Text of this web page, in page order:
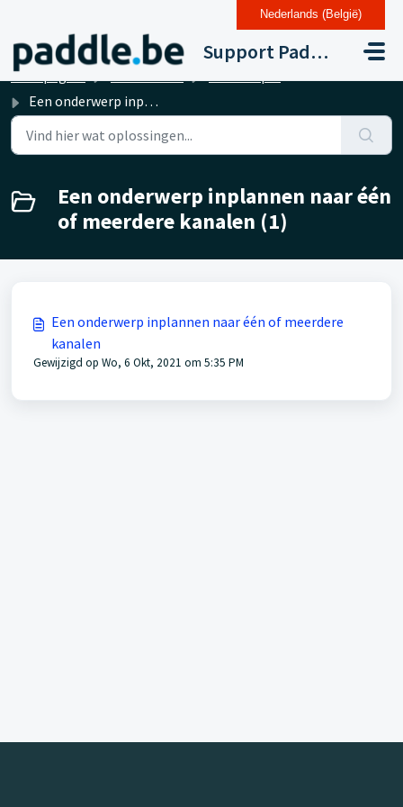
Doorgaan naar hoofdinhoud
Support Paddle Drupal 11
Startpagina
Een onderwerp inplannen naar één of meerdere kanalen
Een onderwerp inplannen naar één
of meerdere kanalen (1)
Een onderwerp inplannen naar één of meerdere
kanalen
Gewijzigd op Wo, 6 Okt, 2021 om 5:35 PM
Nederlands (België)